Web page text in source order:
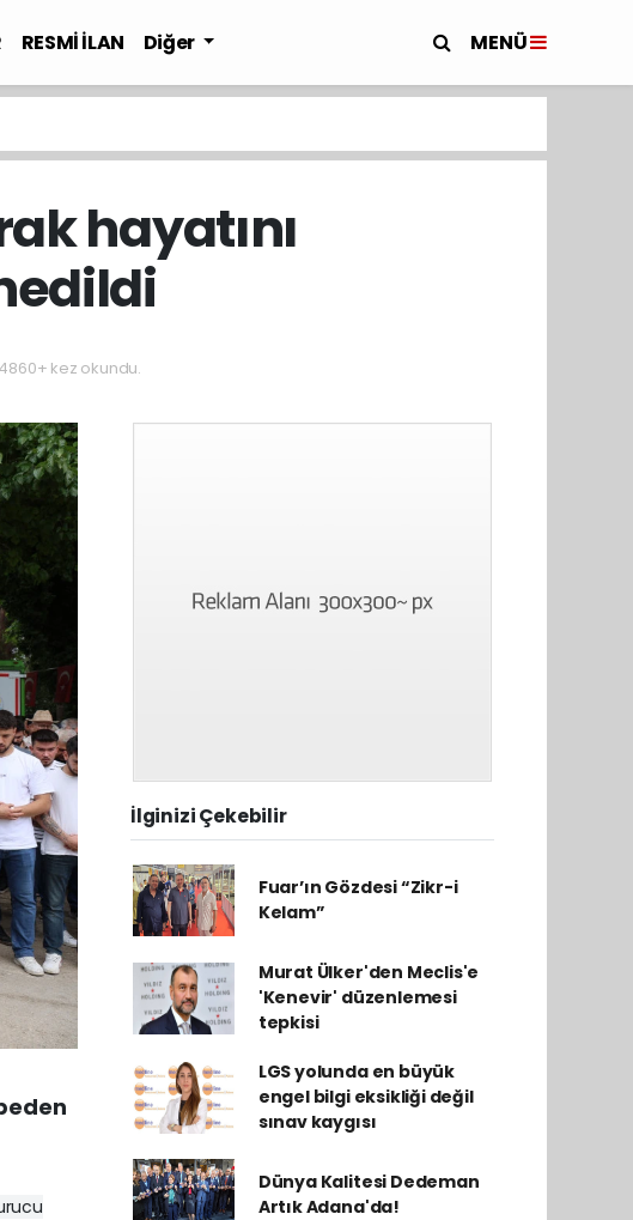
RESMİ İLAN Diğer MENÜ
hayatını
kez okundu.
İlginizi Çekebilir
Fuar’ın Gözdesi “Zikr-i
Kelam”
Murat Ülker'den Meclis'e
'Kenevir' düzenlemesi
tepkisi
LGS yolunda en büyük
engel bilgi eksikliği değil
sınav kaygısı
Dünya Kalitesi Dedeman
Artık Adana'da!